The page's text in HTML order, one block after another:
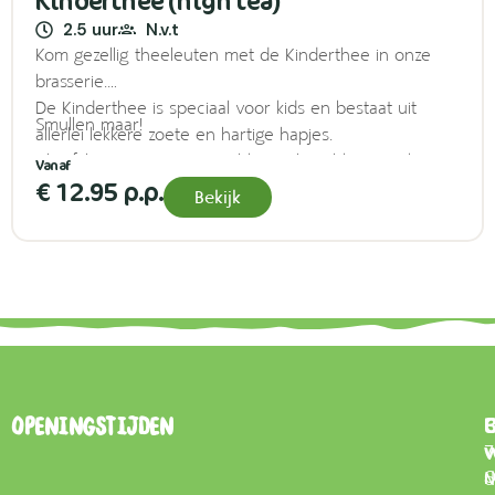
2.5 uur N.v.t
Kom gezellig theeleuten met de Kinderthee in onze
brasserie.
De Kinderthee is speciaal voor kids en bestaat uit
allerlei lekkere zoete en hartige hapjes.
Als afsluiter mag je natuurlijk een heerlijk ijsje uitkiezen!
Smullen maar!
€ 12.95 p.p. Bekijk
Openingstijden
7